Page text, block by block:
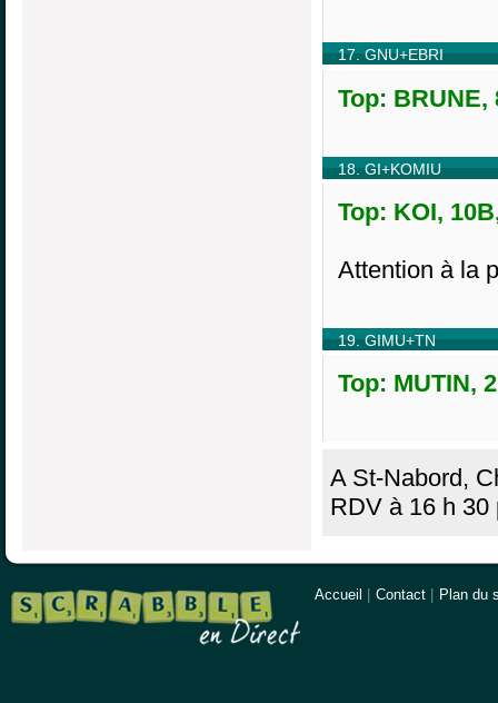
17. GNU+EBRI
Top: BRUNE,
18. GI+KOMIU
Top: KOI,
Attention à la
19. GIMU+TN
Top: MUTIN,
A St-Nabord,
RDV à 16 h 30
Accueil Contact Plan du